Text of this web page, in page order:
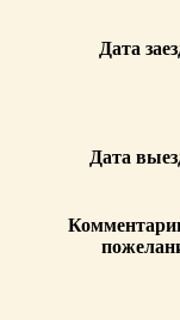
Дата
Дата